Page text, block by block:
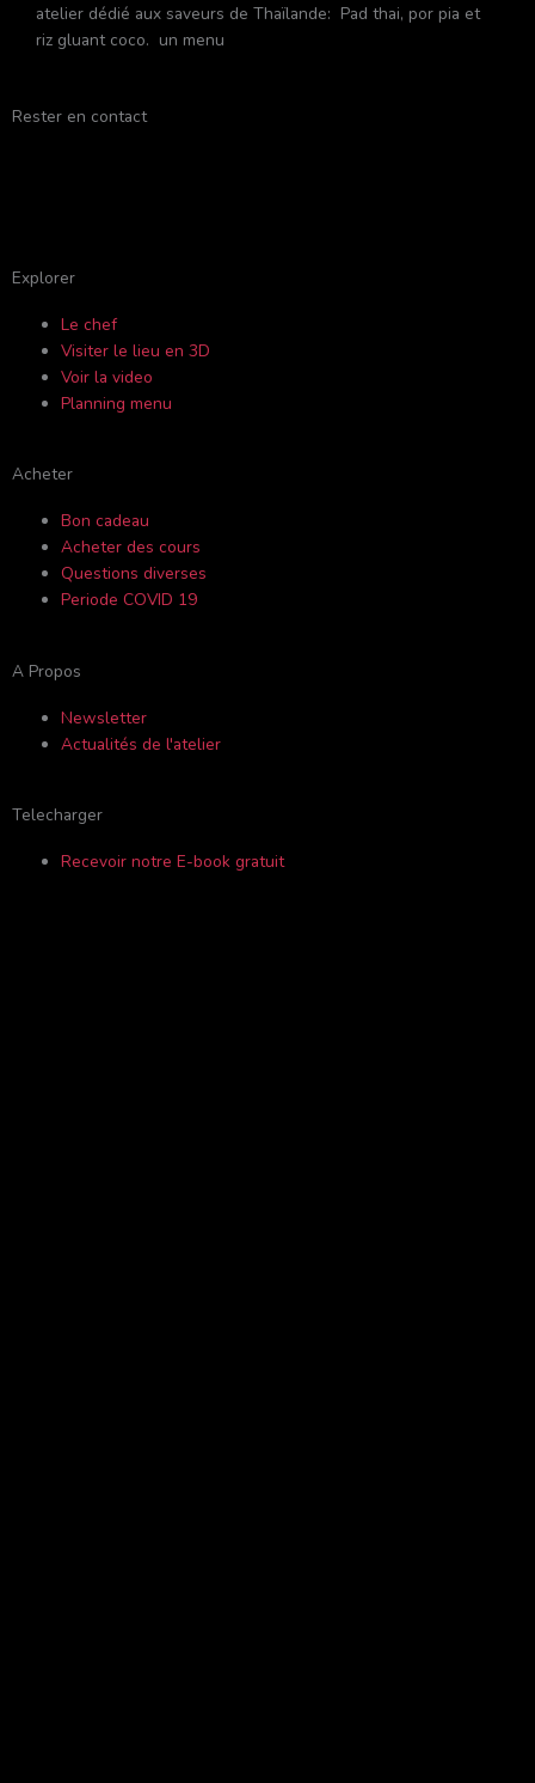
atelier dédié aux saveurs de Thaïlande: Pad thai, por pia et
riz gluant coco. un menu
Rester en contact
c
e
b
o
o
k
-
f
u
t
u
e
t
a
r
a
Explorer
Le chef
Visiter le lieu en 3D
Voir la video
Planning menu
Acheter
Bon cadeau
Acheter des cours
Questions diverses
Periode COVID 19
A Propos
Newsletter
Actualités de l'atelier
Telecharger
Recevoir notre E-book gratuit